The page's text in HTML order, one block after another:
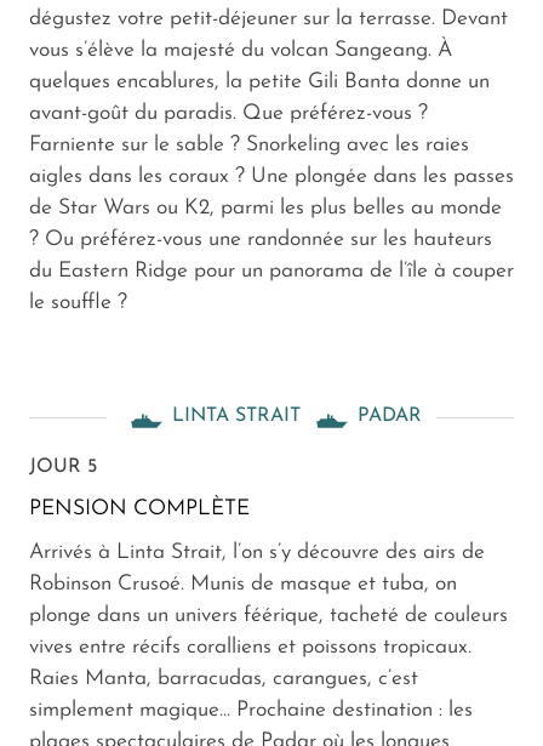
dégustez votre petit-déjeuner sur la terrasse. Devant
vous s’élève la majesté du volcan Sangeang. À
quelques encablures, la petite Gili Banta donne un
avant-goût du paradis. Que préférez-vous ?
Farniente sur le sable ? Snorkeling avec les raies
aigles dans les coraux ? Une plongée dans les passes
de Star Wars ou K2, parmi les plus belles au monde
? Ou préférez-vous une randonnée sur les hauteurs
du Eastern Ridge pour un panorama de l’île à couper
le souffle ?
LINTA STRAIT PADAR
JOUR 5
PENSION COMPLÈTE
Arrivés à Linta Strait, l’on s’y découvre des airs de
Robinson Crusoé. Munis de masque et tuba, on
plonge dans un univers féérique, tacheté de couleurs
vives entre récifs coralliens et poissons tropicaux.
Raies Manta, barracudas, carangues, c’est
simplement magique… Prochaine destination : les